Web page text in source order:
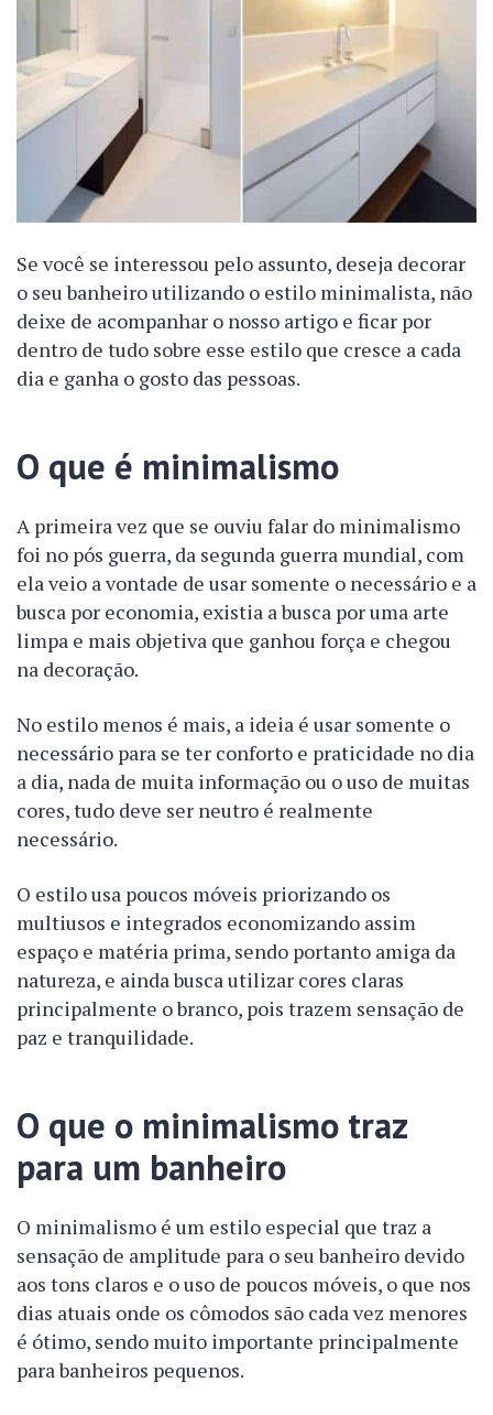
Se você se interessou pelo assunto, deseja decorar
o seu banheiro utilizando o estilo minimalista, não
deixe de acompanhar o nosso artigo e ficar por
dentro de tudo sobre esse estilo que cresce a cada
dia e ganha o gosto das pessoas.
O que é minimalismo
A primeira vez que se ouviu falar do minimalismo
foi no pós guerra, da segunda guerra mundial, com
ela veio a vontade de usar somente o necessário e a
busca por economia, existia a busca por uma arte
limpa e mais objetiva que ganhou força e chegou
na decoração.
No estilo menos é mais, a ideia é usar somente o
necessário para se ter conforto e praticidade no dia
a dia, nada de muita informação ou o uso de muitas
cores, tudo deve ser neutro é realmente
necessário.
O estilo usa poucos móveis priorizando os
multiusos e integrados economizando assim
espaço e matéria prima, sendo portanto amiga da
natureza, e ainda busca utilizar cores claras
principalmente o branco, pois trazem sensação de
paz e tranquilidade.
O que o minimalismo traz
para um banheiro
O minimalismo é um estilo especial que traz a
sensação de amplitude para o seu banheiro devido
aos tons claros e o uso de poucos móveis, o que nos
dias atuais onde os cômodos são cada vez menores
é ótimo, sendo muito importante principalmente
para banheiros pequenos.